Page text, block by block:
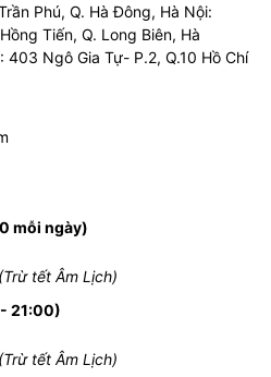
Phú, Q. Hà Đông, Hà Nội:
Tiến, Q. Long Biên, Hà
Ngô Gia Tự- P.2, Q.10 Hồ Chí
mỗi ngày)
tết Âm Lịch)
- 21:00)
tết Âm Lịch)